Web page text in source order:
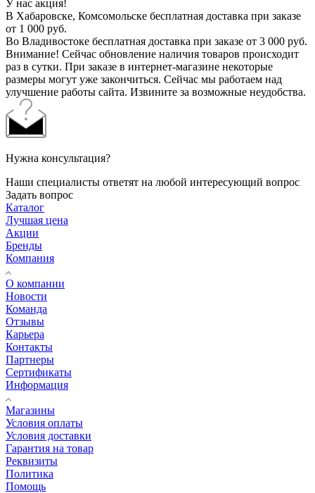
У нас акция!
В Хабаровске, Комсомольске бесплатная доставка при заказе
от 1 000 руб.
Во Владивостоке бесплатная доставка при заказе от 3 000 руб.
Внимание! Сейчас обновление наличия товаров происходит
раз в сутки. При заказе в интернет-магазине некоторые
размеры могут уже закончиться. Сейчас мы работаем над
улучшение работы сайта. Извините за возможные неудобства.
Нужна консультация?
Наши специалисты ответят на любой интересующий вопрос
Задать вопрос
Каталог
Лучшая цена
Акции
Бренды
Компания
О компании
Новости
Команда
Отзывы
Карьера
Контакты
Партнеры
Сертификаты
Информация
Магазины
Условия оплаты
Условия доставки
Гарантия на товар
Реквизиты
Политика
Помощь